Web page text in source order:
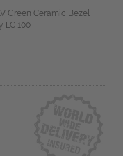
Green Ceramic Bezel
LC 100